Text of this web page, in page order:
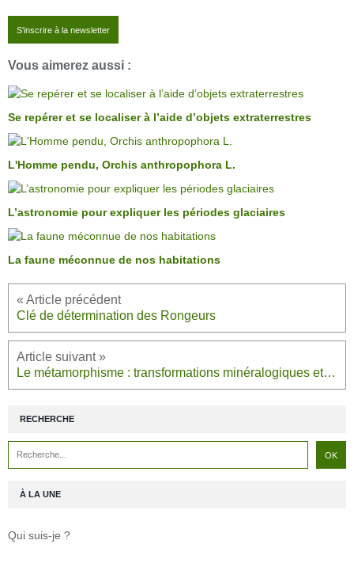
S'inscrire à la newsletter
Vous aimerez aussi :
Se repérer et se localiser à l’aide d’objets extraterrestres
L'Homme pendu, Orchis anthropophora L.
L’astronomie pour expliquer les périodes glaciaires
La faune méconnue de nos habitations
Clé de détermination des Rongeurs
Le métamorphisme : transformations minéralogiques et signification géodynamique
RECHERCHE
À LA UNE
Qui suis-je ?